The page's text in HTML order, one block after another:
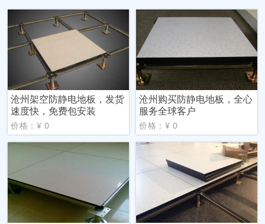
沧州架空防静电地板，发货
速度快，免费包安装
价格：¥ 0
沧州购买防静电地板，全心
服务全球客户
价格：¥ 0